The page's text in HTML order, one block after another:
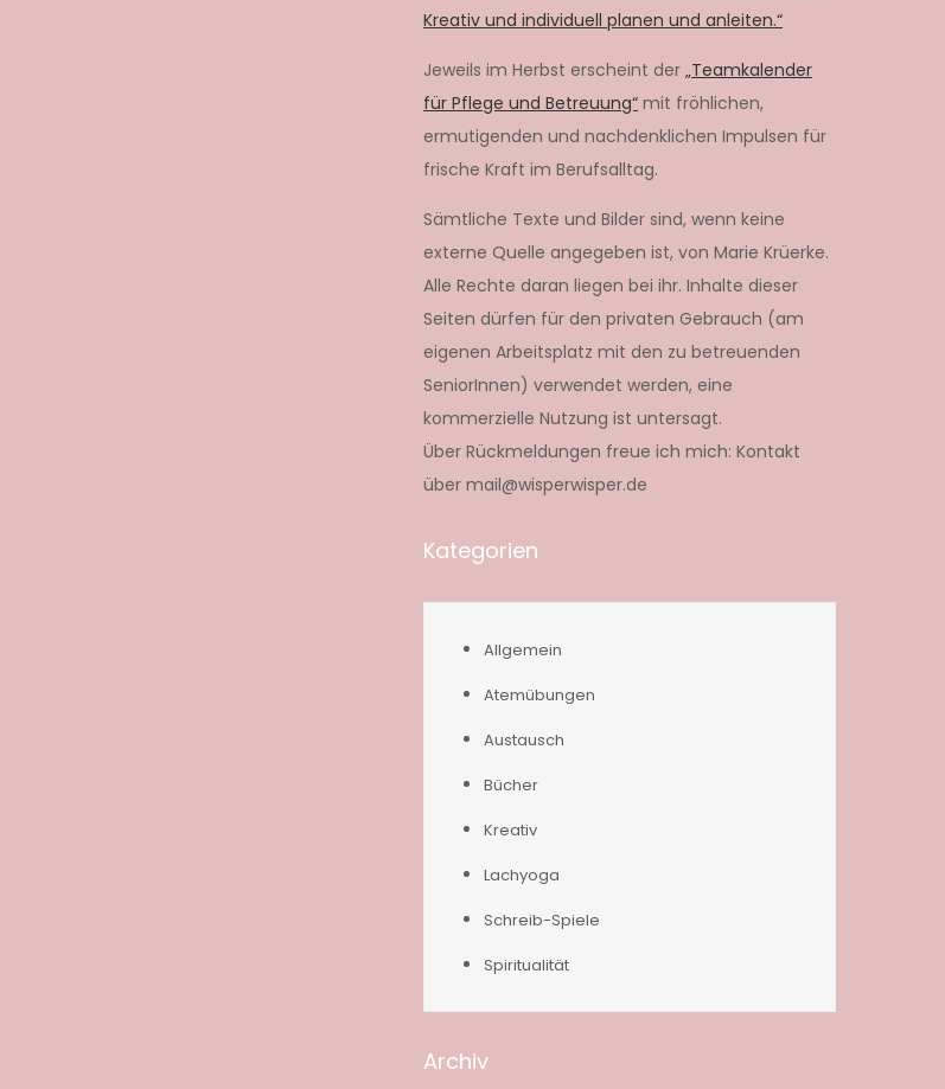
Kreativ und individuell planen und anleiten.“
Jeweils im Herbst erscheint der „Teamkalender
für Pflege und Betreuung“ mit fröhlichen,
ermutigenden und nachdenklichen Impulsen für
frische Kraft im Berufsalltag.
Sämtliche Texte und Bilder sind, wenn keine
externe Quelle angegeben ist, von Marie Krüerke.
Alle Rechte daran liegen bei ihr. Inhalte dieser
Seiten dürfen für den privaten Gebrauch (am
eigenen Arbeitsplatz mit den zu betreuenden
SeniorInnen) verwendet werden, eine
kommerzielle Nutzung ist untersagt.
Über Rückmeldungen freue ich mich: Kontakt
über mail@wisperwisper.de
Kategorien
Allgemein
Atemübungen
Austausch
Bücher
Kreativ
Lachyoga
Schreib-Spiele
Spiritualität
Archiv